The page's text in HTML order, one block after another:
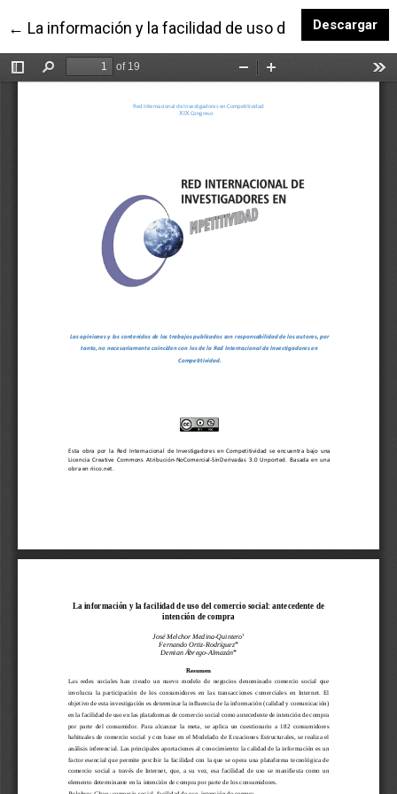
← Volver a los detalles del artículo
La información y la facilidad de uso del comercio
Descargar